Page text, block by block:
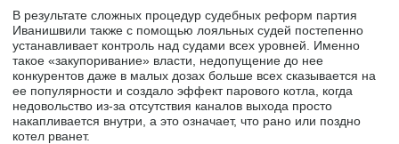
В результате сложных процедур судебных реформ партия
Иванишвили также с помощью лояльных судей постепенно
устанавливает контроль над судами всех уровней. Именно
такое «закупоривание» власти, недопущение до нее
конкурентов даже в малых дозах больше всех сказывается на
ее популярности и создало эффект парового котла, когда
недовольство из-за отсутствия каналов выхода просто
накапливается внутри, а это означает, что рано или поздно
котел рванет.